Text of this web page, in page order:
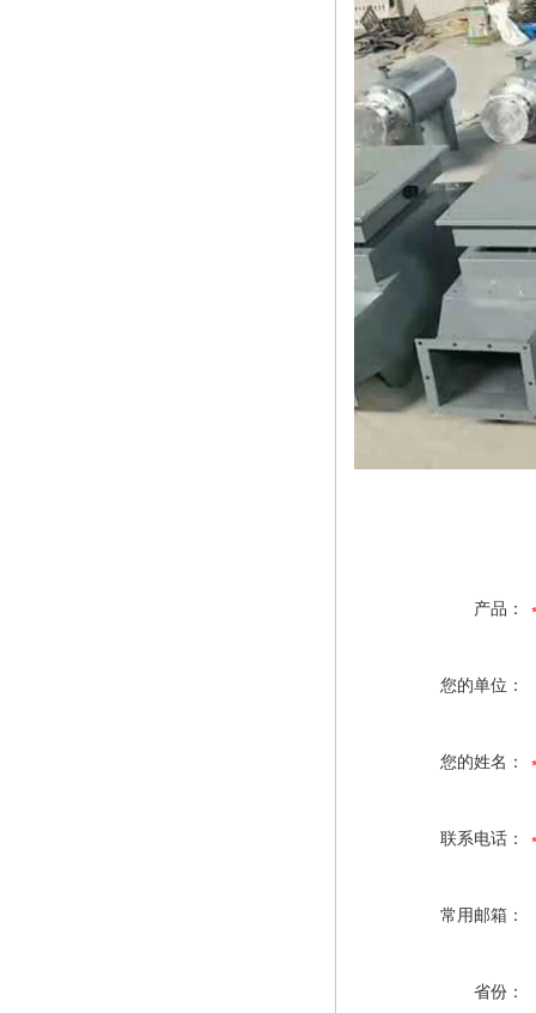
产品：
您的单位：
您的姓名：
联系电话：
常用邮箱：
省份：